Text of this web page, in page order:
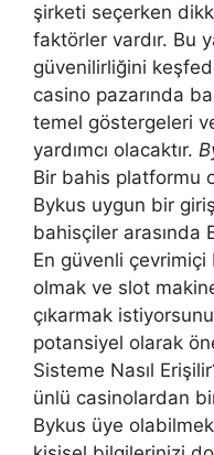
şirketi seçerken
faktörler vardır. Bu
güvenilirliğini
casino pazarında
temel göstergeleri
yardımcı olacaktır.
Bir bahis platformu
Bykus uygun bir
bahisçiler arasında
En güvenli
olmak ve slot
çıkarmak
potansiyel olarak
Sisteme Nasıl
ünlü casinolardan
Bykus üye